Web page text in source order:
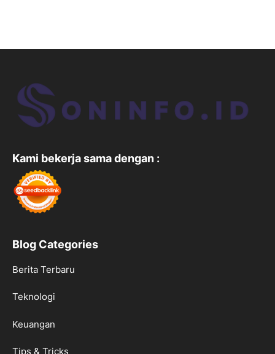
Kami bekerja sama dengan :
Blog Categories
Berita Terbaru
Teknologi
Keuangan
Tips & Tricks